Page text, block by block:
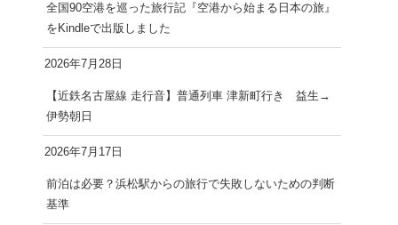
全国90空港を巡った旅行記『空港から始まる日本の旅』
をKindleで出版しました
2026年7月28日
【近鉄名古屋線 走行音】普通列車 津新町行き 益生→
伊勢朝日
2026年7月17日
前泊は必要？浜松駅からの旅行で失敗しないための判断
基準